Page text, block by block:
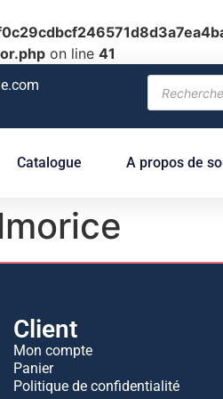
on line 41
Catalogue A propos de
Client
Mon compte
Panier
Politique de confidentialité